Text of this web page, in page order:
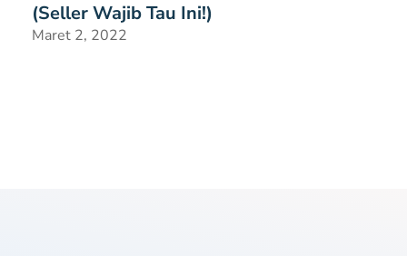
(Seller Wajib Tau Ini!)
Maret 2, 2022